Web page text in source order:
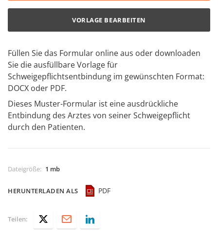
Füllen Sie das Formular online aus oder downloaden
Sie die ausfüllbare Vorlage für
Schweigepflichtsentbindung im gewünschten Format:
DOCX oder PDF.
Dieses Muster-Formular ist eine ausdrückliche
Entbindung des Arztes von seiner Schweigepflicht
durch den Patienten.
Dateigröße: 1 mb
HERUNTERLADEN ALS PDF
VORLAGE BEARBEITEN
Teilen: